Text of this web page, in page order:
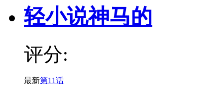
轻小说神马的
评分:
最新第11话